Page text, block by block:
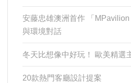
安藤忠雄澳洲首作 「
與環境對話
冬天比想像中好玩！ 歐美精選
20款熱門客廳設計提案